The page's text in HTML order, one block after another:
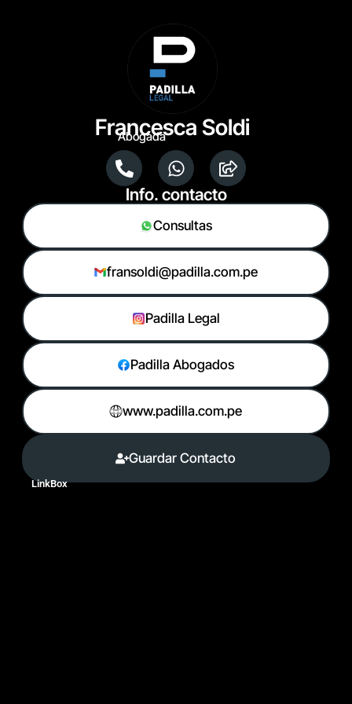
Francesca Soldi
Abogada
Info. contacto
Consultas
fransoldi@padilla.com.pe
Padilla Legal
Padilla Abogados
www.padilla.com.pe
Guardar Contacto
LinkBox